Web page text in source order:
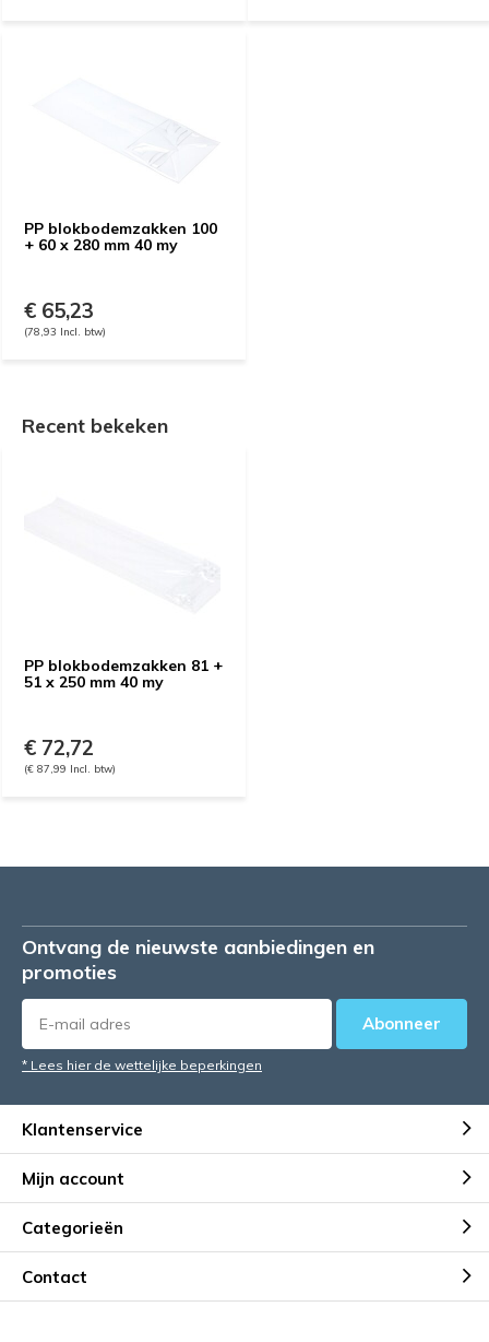
PP blokbodemzakken 100
+ 60 x 280 mm 40 my
€ 65,23
(78,93 Incl. btw)
Recent bekeken
PP blokbodemzakken 81 +
51 x 250 mm 40 my
€ 72,72
(€ 87,99 Incl. btw)
Ontvang de nieuwste aanbiedingen en
promoties
Abonneer
* Lees hier de wettelijke beperkingen
Klantenservice
Mijn account
Categorieën
Contact